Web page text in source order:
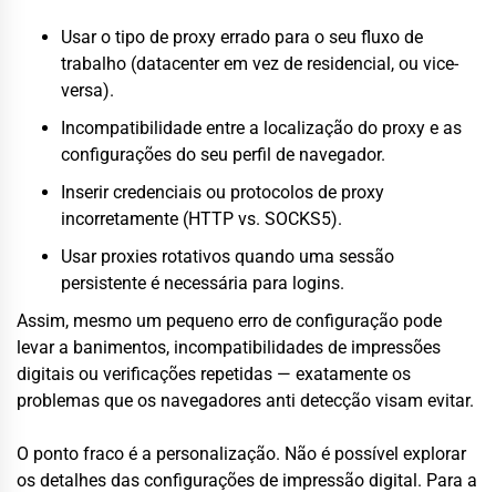
Usar o tipo de proxy errado para o seu fluxo de
trabalho (datacenter em vez de residencial, ou vice-
versa).
Incompatibilidade entre a localização do proxy e as
configurações do seu perfil de navegador.
Inserir credenciais ou protocolos de proxy
incorretamente (HTTP vs. SOCKS5).
Usar proxies rotativos quando uma sessão
persistente é necessária para logins.
Assim, mesmo um pequeno erro de configuração pode
levar a banimentos, incompatibilidades de impressões
digitais ou verificações repetidas — exatamente os
problemas que os navegadores anti detecção visam evitar.
O ponto fraco é a personalização. Não é possível explorar
os detalhes das configurações de impressão digital. Para a